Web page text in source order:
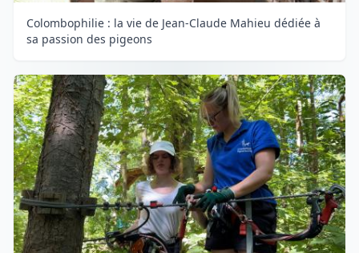
Colombophilie : la vie de Jean-Claude Mahieu dédiée à
sa passion des pigeons